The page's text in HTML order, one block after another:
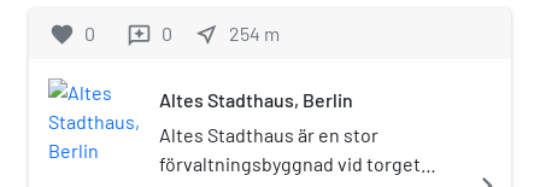
Utställningsanläggningen öppnade för
en yta på 900 m² var det en av världens
största modelljärnvägar. Museet
stängdes 31 augusti 2017 och finns
favorite 0 reviews 0 near_me 254 m
Altes Stadthaus, Berlin
Altes Stadthaus är en stor
förvaltningsbyggnad vid torget